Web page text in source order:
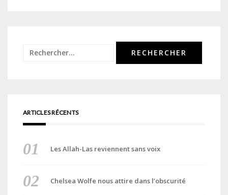
Rechercher :
ARTICLES RÉCENTS
Les Allah-Las reviennent sans voix
Chelsea Wolfe nous attire dans l’obscurité